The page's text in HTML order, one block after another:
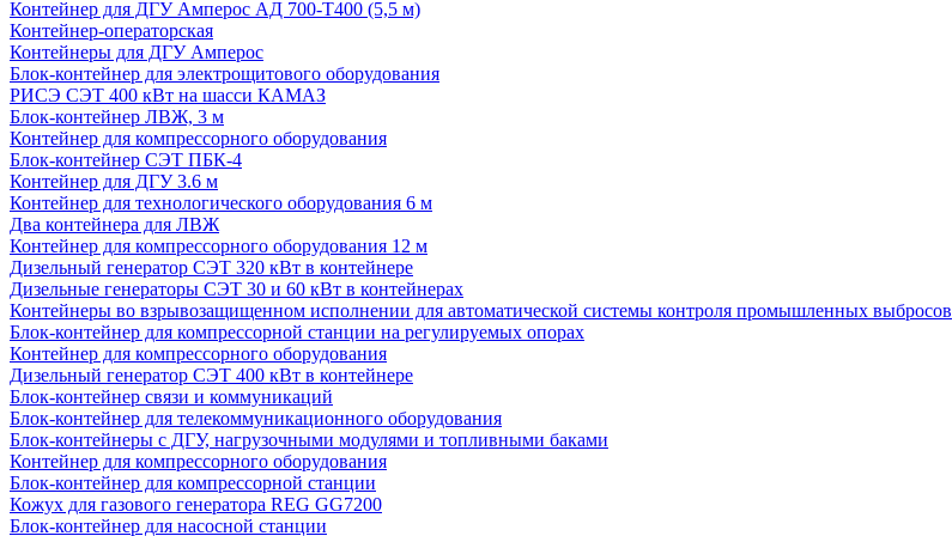
Контейнер для ДГУ Амперос АД 700-Т400 (5,5 м)
Контейнер-операторская
Контейнеры для ДГУ Амперос
Блок-контейнер для электрощитового оборудования
РИСЭ СЭТ 400 кВт на шасси КАМАЗ
Блок-контейнер ЛВЖ, 3 м
Контейнер для компрессорного оборудования
Блок-контейнер СЭТ ПБК-4
Контейнер для ДГУ 3.6 м
Контейнер для технологического оборудования 6 м
Два контейнера для ЛВЖ
Контейнер для компрессорного оборудования 12 м
Дизельный генератор СЭТ 320 кВт в контейнере
Дизельные генераторы СЭТ 30 и 60 кВт в контейнерах
Контейнеры во взрывозащищенном исполнении для автоматической системы контроля промышленных выбросов
Блок-контейнер для компрессорной станции на регулируемых опорах
Контейнер для компрессорного оборудования
Дизельный генератор СЭТ 400 кВт в контейнере
Блок-контейнер связи и коммуникаций
Блок-контейнер для телекоммуникационного оборудования
Блок-контейнеры с ДГУ, нагрузочными модулями и топливными баками
Контейнер для компрессорного оборудования
Блок-контейнер для компрессорной станции
Кожух для газового генератора REG GG7200
Блок-контейнер для насосной станции